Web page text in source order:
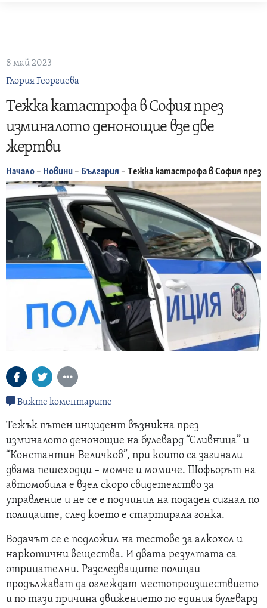
8 май 2023
Глория Георгиева
Tежка катастрофа в София през
изминалото денонощие взе две
жертви
Начало – Новини – България – Tежка катастрофа в София през
Вижте коментарите
Тежък пътен инцидент възникна през
изминалото денонощие на булевард “Сливница” и
“Константин Величков”, при които са загинали
двама пешеходци – момче и момиче. Шофьорът на
автомобила е взел скоро свидетелство за
управление и не се е подчинил на подаден сигнал по
полицаите, след което е стартирала гонка.
Водачът се е подложил на тестове за алкохол и
наркотични вещества. И двата резултата са
отрицателни. Разследващите полицаи
продължават да оглеждат местопроизшествието
и по тази причина движението по единия булевард